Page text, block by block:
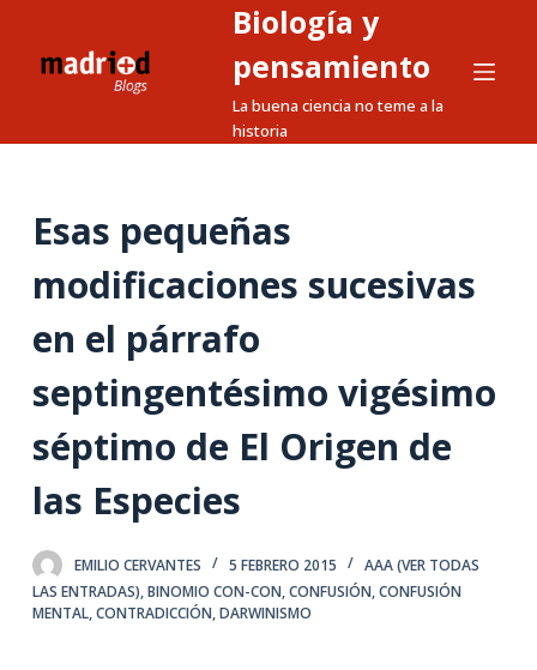
a
n
e
Biología y
pensamiento
La buena ciencia no teme a la
historia
Esas pequeñas
modificaciones sucesivas
en el párrafo
septingentésimo vigésimo
séptimo de El Origen de
las Especies
EMILIO CERVANTES 5 FEBRERO 2015
AAA (VER TODAS
LAS ENTRADAS),BINOMIO CON-CON,CONFUSIÓN,CONFUSIÓN
MENTAL,CONTRADICCIÓN,DARWINISMO